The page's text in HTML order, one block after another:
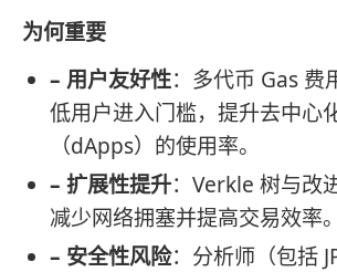
为何重要
– 用户友好性：多代币 Gas 费
低用户进入门槛，提升去中心
（dApps）的使用率。
– 扩展性提升：Verkle 树与改
减少网络拥塞并提高交易效率。
– 安全性风险：分析师（包括